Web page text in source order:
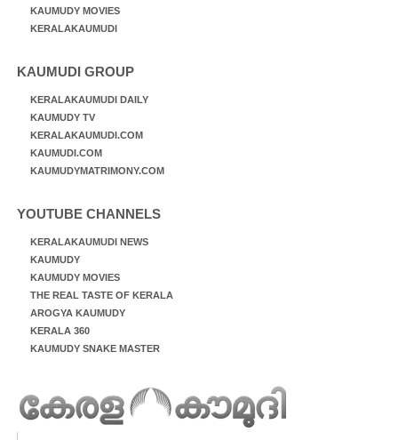
KAUMUDY MOVIES
KERALAKAUMUDI
KAUMUDI GROUP
KERALAKAUMUDI DAILY
KAUMUDY TV
KERALAKAUMUDI.COM
KAUMUDI.COM
KAUMUDYMATRIMONY.COM
YOUTUBE CHANNELS
KERALAKAUMUDI NEWS
KAUMUDY
KAUMUDY MOVIES
THE REAL TASTE OF KERALA
AROGYA KAUMUDY
KERALA 360
KAUMUDY SNAKE MASTER